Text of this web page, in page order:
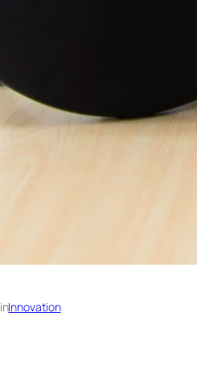
inInnovation